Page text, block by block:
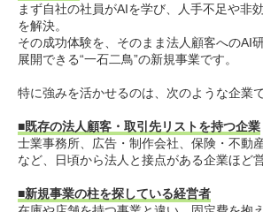
まず自社の社員がAIを学び、人手不足や非
を解決。
その成功体験を、そのまま法人顧客へのAI
展開できる“一石二鳥”の新規事業です。
特に強みを活かせるのは、次のような企業で
■既存の法人顧客・取引先リストを持つ企業
士業事務所、広告・制作会社、保険・不動
など、日頃から法人と接点がある企業ほど
■新規事業の柱を探している経営者